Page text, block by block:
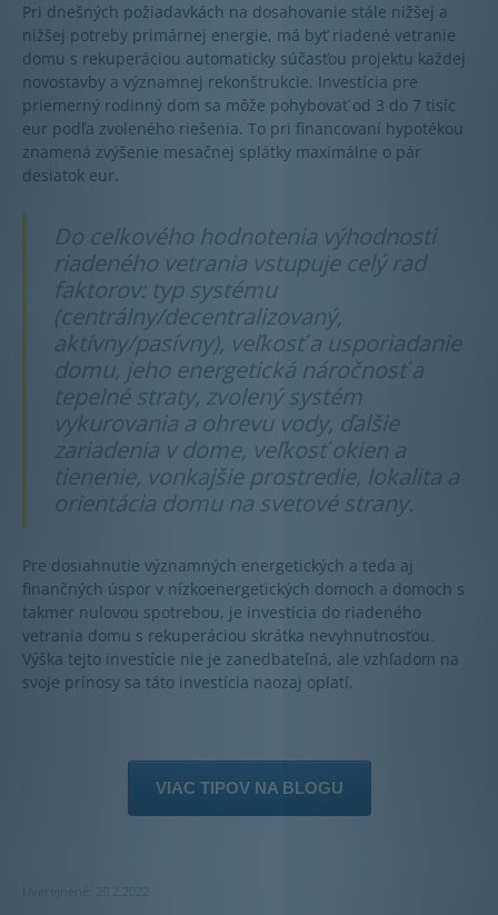
Pri dnešných požiadavkách na dosahovanie stále nižšej a
nižšej potreby primárnej energie, má byť riadené vetranie
domu s rekuperáciou automaticky súčasťou projektu každej
novostavby a významnej rekonštrukcie. Investícia pre
priemerný rodinný dom sa môže pohybovať od 3 do 7 tisíc
eur podľa zvoleného riešenia. To pri financovaní hypotékou
znamená zvýšenie mesačnej splátky maximálne o pár
desiatok eur.
Do celkového hodnotenia výhodnosti
riadeného vetrania vstupuje celý rad
faktorov: typ systému
(centrálny/decentralizovaný,
aktívny/pasívny), veľkosť a usporiadanie
domu, jeho energetická náročnosť a
tepelné straty, zvolený systém
vykurovania a ohrevu vody, ďalšie
zariadenia v dome, veľkosť okien a
tienenie, vonkajšie prostredie, lokalita a
orientácia domu na svetové strany.
Pre dosiahnutie významných energetických a teda aj
finančných úspor v nízkoenergetických domoch a domoch s
takmer nulovou spotrebou, je investícia do riadeného
vetrania domu s rekuperáciou skrátka nevyhnutnosťou.
Výška tejto investície nie je zanedbateľná, ale vzhľadom na
svoje prínosy sa táto investícia naozaj oplatí.
VIAC TIPOV NA BLOGU